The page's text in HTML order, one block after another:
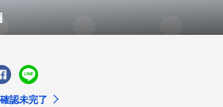
認未完了